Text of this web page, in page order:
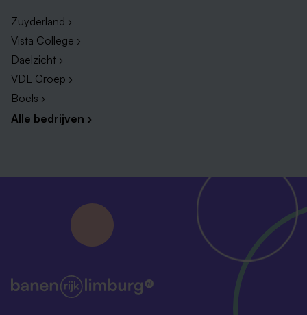
Zuyderland ›
Vista College ›
Daelzicht ›
VDL Groep ›
Boels ›
Alle bedrijven ›